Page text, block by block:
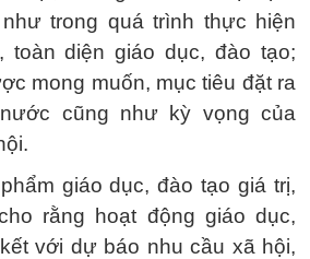
như trong quá trình thực hiện
toàn diện giáo dục, đào tạo;
mong muốn, mục tiêu đặt ra
cũng như kỳ vọng của
giáo dục, đào tạo giá trị,
rằng hoạt động giáo dục,
với dự báo nhu cầu xã hội,